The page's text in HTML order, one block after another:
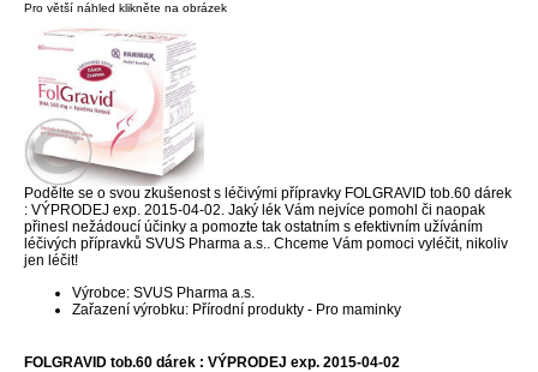
Pro větší náhled klikněte na obrázek
Podělte se o svou zkušenost s léčivými přípravky FOLGRAVID tob.60 dárek
: VÝPRODEJ exp. 2015-04-02. Jaký lék Vám nejvíce pomohl či naopak
přinesl nežádoucí účinky a pomozte tak ostatním s efektivním užíváním
léčivých přípravků SVUS Pharma a.s.. Chceme Vám pomoci vyléčit, nikoliv
jen léčit!
Výrobce: SVUS Pharma a.s.
Zařazení výrobku: Přírodní produkty - Pro maminky
FOLGRAVID tob.60 dárek : VÝPRODEJ exp. 2015-04-02